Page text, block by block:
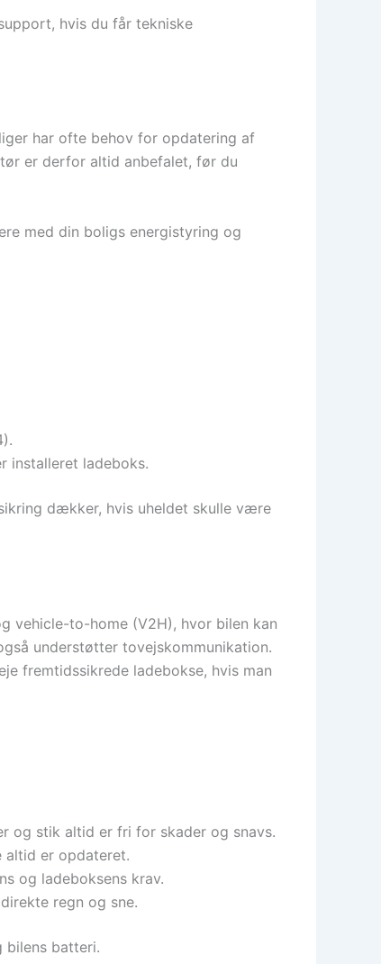
hvis du får tekniske
har ofte behov for opdatering af
er derfor altid anbefalet, før du
med din boligs energistyring og
installeret ladeboks.
dækker, hvis uheldet skulle være
vehicle-to-home (V2H), hvor bilen kan
understøtter tovejskommunikation.
fremtidssikrede ladebokse, hvis man
og stik altid er fri for skader og snavs.
altid er opdateret.
og ladeboksens krav.
regn og sne.
bilens batteri.